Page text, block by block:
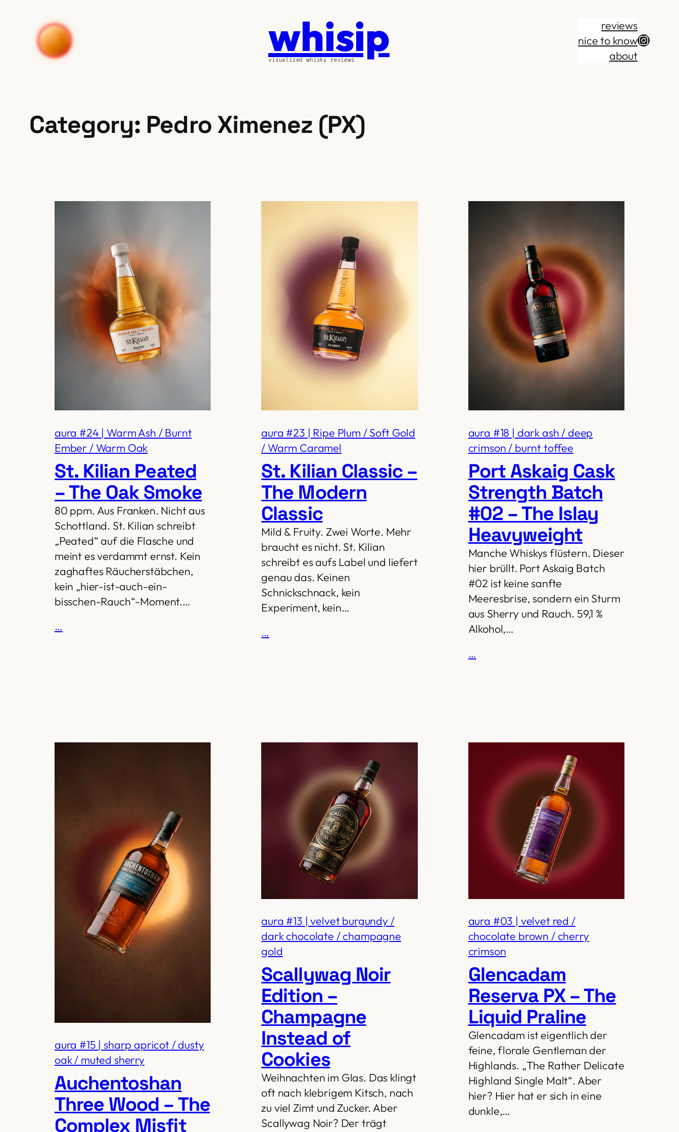
content
whisip
visualized whisky reviews
reviews
nice to know
about
Category: Pedro Ximenez (PX)
aura #24 | Warm Ash / Burnt
Ember / Warm Oak
St. Kilian Peated
– The Oak Smoke
80 ppm. Aus Franken. Nicht aus
Schottland. St. Kilian schreibt
„Peated“ auf die Flasche und
meint es verdammt ernst. Kein
zaghaftes Räucherstäbchen,
kein „hier-ist-auch-ein-
bisschen-Rauch“-Moment.…
…
aura #23 | Ripe Plum / Soft Gold
/ Warm Caramel
St. Kilian Classic –
The Modern
Classic
Mild & Fruity. Zwei Worte. Mehr
braucht es nicht. St. Kilian
schreibt es aufs Label und liefert
genau das. Keinen
Schnickschnack, kein
Experiment, kein…
…
aura #18 | dark ash / deep
crimson / burnt toffee
Port Askaig Cask
Strength Batch
#02 – The Islay
Heavyweight
Manche Whiskys flüstern. Dieser
hier brüllt. Port Askaig Batch
#02 ist keine sanfte
Meeresbrise, sondern ein Sturm
aus Sherry und Rauch. 59,1 %
Alkohol,…
…
aura #15 | sharp apricot / dusty
oak / muted sherry
Auchentoshan
Three Wood – The
Complex Misfit
aura #13 | velvet burgundy /
dark chocolate / champagne
gold
Scallywag Noir
Edition –
Champagne
Instead of
Cookies
Weihnachten im Glas. Das klingt
oft nach klebrigem Kitsch, nach
zu viel Zimt und Zucker. Aber
Scallywag Noir? Der trägt
aura #03 | velvet red /
chocolate brown / cherry
crimson
Glencadam
Reserva PX – The
Liquid Praline
Glencadam ist eigentlich der
feine, florale Gentleman der
Highlands. „The Rather Delicate
Highland Single Malt“. Aber
hier? Hier hat er sich in eine
dunkle,…